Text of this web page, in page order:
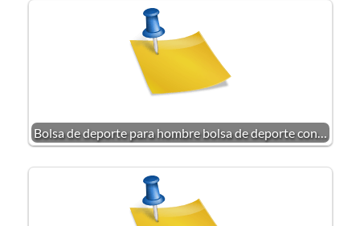
Bolsa de deporte para hombre bolsa de deporte con…